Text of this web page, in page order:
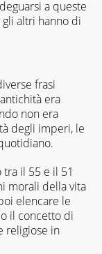
a queste
altri hanno di
frasi
era
non era
degli imperi, le
il 55 e il 51
morali della vita
elencare le
il concetto di
religiose in